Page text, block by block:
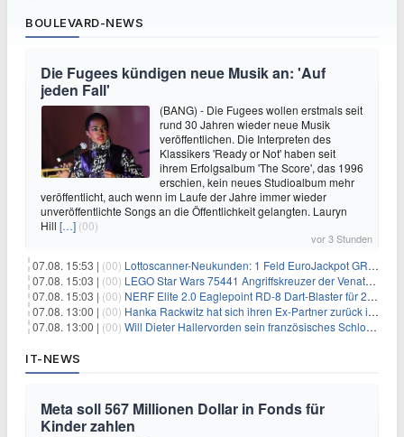
BOULEVARD-NEWS
Die Fugees kündigen neue Musik an: 'Auf
jeden Fall'
(BANG) - Die Fugees wollen erstmals seit
rund 30 Jahren wieder neue Musik
veröffentlichen. Die Interpreten des
Klassikers 'Ready or Not' haben seit
ihrem Erfolgsalbum 'The Score', das 1996
erschien, kein neues Studioalbum mehr
veröffentlicht, auch wenn im Laufe der Jahre immer wieder
unveröffentlichte Songs an die Öffentlichkeit gelangten. Lauryn
Hill […] (00)
vor 3 Stunden
07.08. 15:53 | (00) Lottoscanner-Neukunden: 1 Feld EuroJackpot GRATIS spielen
07.08. 15:03 | (00) LEGO Star Wars 75441 Angriffskreuzer der Venator-Klasse für 50,25€
07.08. 15:03 | (00) NERF Elite 2.0 Eaglepoint RD-8 Dart-Blaster für 20,49€
07.08. 13:00 | (00) Hanka Rackwitz hat sich ihren Ex-Partner zurück ins Haus geholt
07.08. 13:00 | (00) Will Dieter Hallervorden sein französisches Schloss verkaufen?
IT-NEWS
Meta soll 567 Millionen Dollar in Fonds für
Kinder zahlen